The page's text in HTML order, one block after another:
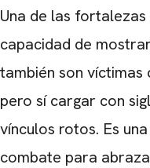
Una de las
capacidad de
también son
pero sí cargar con
vínculos rotos. Es
combate para